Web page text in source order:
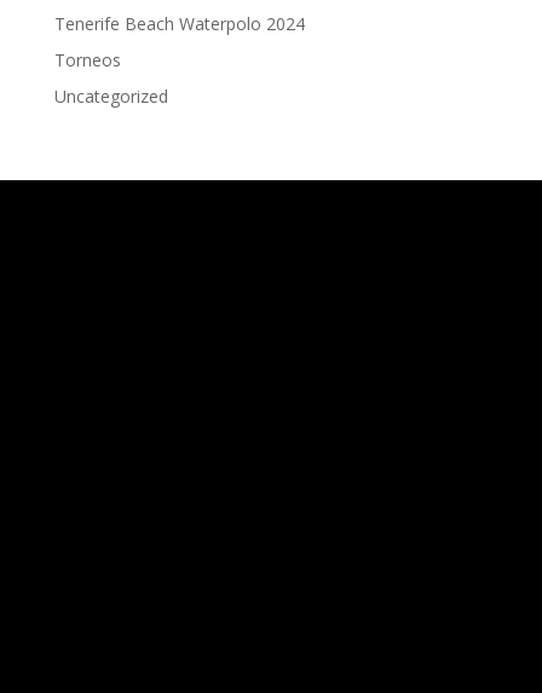
Tenerife Beach Waterpolo 2024
Torneos
Uncategorized